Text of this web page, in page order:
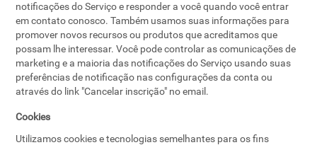
notificações do Serviço e responder a você quando você entrar
em contato conosco. Também usamos suas informações para
promover novos recursos ou produtos que acreditamos que
possam lhe interessar. Você pode controlar as comunicações de
marketing e a maioria das notificações do Serviço usando suas
preferências de notificação nas configurações da conta ou
através do link "Cancelar inscrição" no email.
Cookies
Utilizamos cookies e tecnologias semelhantes para os fins